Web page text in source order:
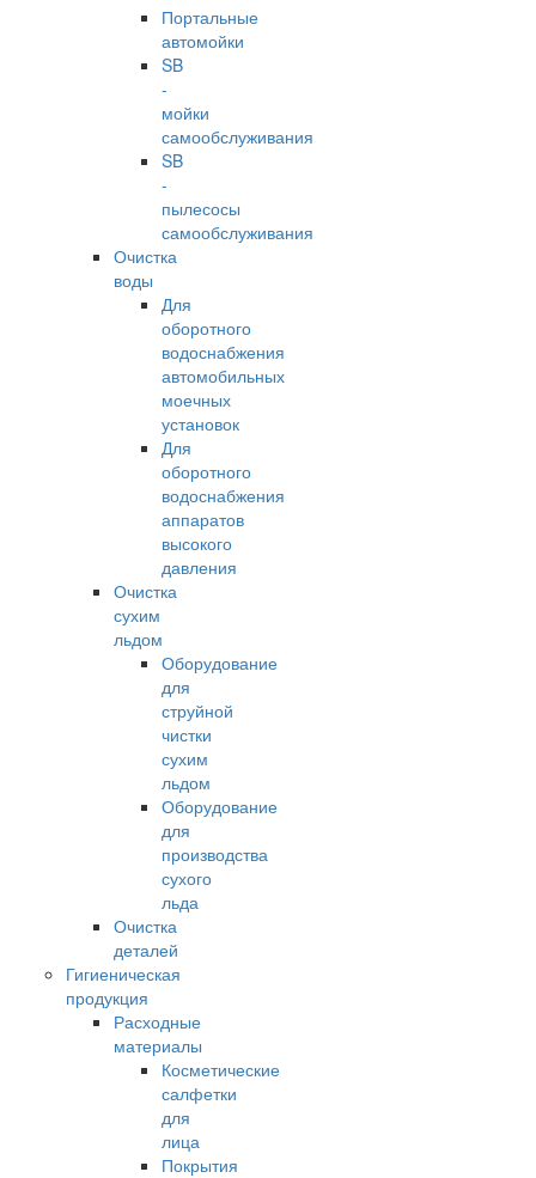
Портальные
автомойки
SB
-
мойки
самообслуживания
SB
-
пылесосы
самообслуживания
Очистка
воды
Для
оборотного
водоснабжения
автомобильных
моечных
установок
Для
оборотного
водоснабжения
аппаратов
высокого
давления
Очистка
сухим
льдом
Оборудование
для
струйной
чистки
сухим
льдом
Оборудование
для
производства
сухого
льда
Очистка
деталей
Гигиеническая
продукция
Расходные
материалы
Косметические
салфетки
для
лица
Покрытия